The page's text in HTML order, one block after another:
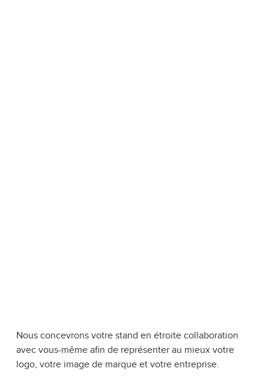
Nous concevrons votre stand en étroite collaboration
avec vous-même afin de représenter au mieux votre
logo, votre image de marque et votre entreprise.